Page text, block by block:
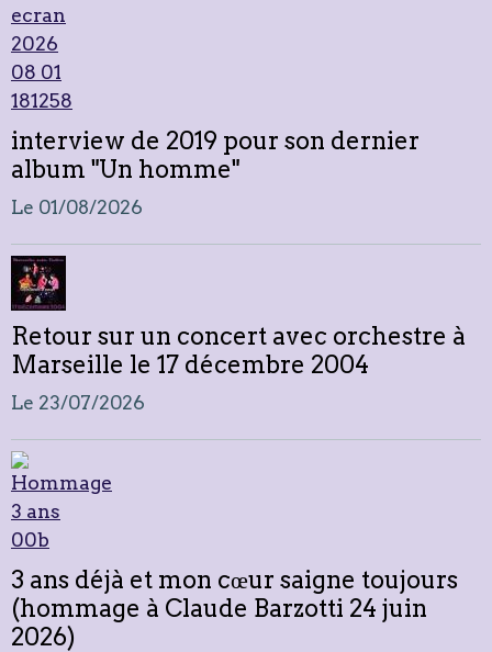
interview de 2019 pour son dernier
album "Un homme"
Le 01/08/2026
Retour sur un concert avec orchestre à
Marseille le 17 décembre 2004
Le 23/07/2026
3 ans déjà et mon cœur saigne toujours
(hommage à Claude Barzotti 24 juin
2026)